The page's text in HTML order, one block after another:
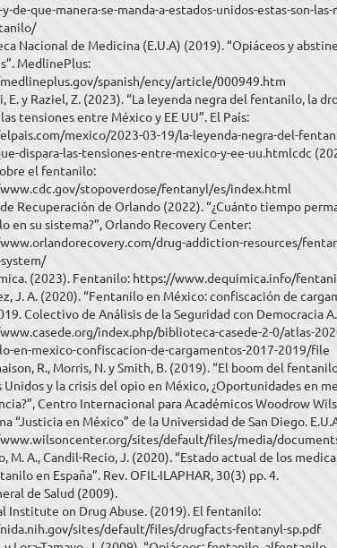
de-que-manera-se-manda-a-estados-unidos-estas-son-las-
Nacional de Medicina (E.U.A) (2019). “Opiáceos y
MedlinePlus:
spanish/ency/article/000949.htm
E. y Raziel, Z. (2023). “La leyenda negra del fentanilo, la
tensiones entre México y EE UU”. El País:
mexico/2023-03-19/la-leyenda-negra-del-
dispara-las-tensiones-entre-mexico-y-ee-uu.htmlcdc
el fentanilo:
stopoverdose/fentanyl/es/index.html
Recuperación de Orlando (2022). “¿Cuánto tiempo
en su sistema?”, Orlando Recovery Center:
drug-addiction-resources/
(2023). Fentanilo: https://www.dequimica.info/
J. A. (2020). “Fentanilo en México: confiscación de
Colectivo de Análisis de la Seguridad con Democracia A.
index.php/biblioteca-casede-2-0/atlas-
en-mexico-confiscacion-de-cargamentos-2017-2019/file
R., Morris, N. y Smith, B. (2019). “El boom del
Unidos y la crisis del opio en México, ¿Oportunidades en
Centro Internacional para Académicos Woodrow
“Justicia en México” de la Universidad de San Diego.
sites/default/files/media/
M. A., Candil-Recio, J. (2020). “Estado actual de los
en España”. Rev. OFIL·ILAPHAR, 30(3) pp. 4.
de Salud (2009).
Institute on Drug Abuse. (2019). El fentanilo:
sites/default/files/drugfacts-fentanyl-sp.pdf